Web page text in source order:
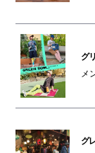
グ
メ
グ